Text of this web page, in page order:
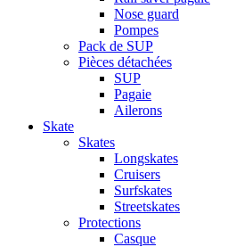
Nose guard
Pompes
Pack de SUP
Pièces détachées
SUP
Pagaie
Ailerons
Skate
Skates
Longskates
Cruisers
Surfskates
Streetskates
Protections
Casque